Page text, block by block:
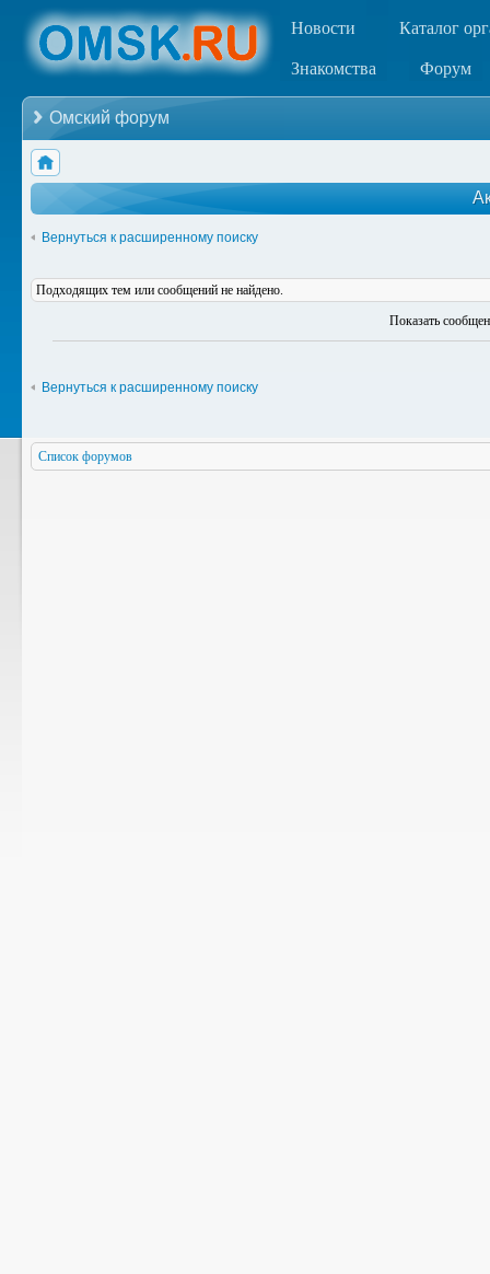
Новости Каталог
Знакомства Форум
Омский форум
Вернуться к расширенному поиску
Подходящих тем или сообщений не найдено.
Показать
Вернуться к расширенному поиску
Список форумов